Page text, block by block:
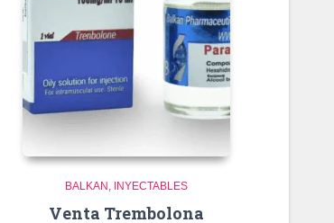
BALKAN INYECTABLES
Venta Trembolona